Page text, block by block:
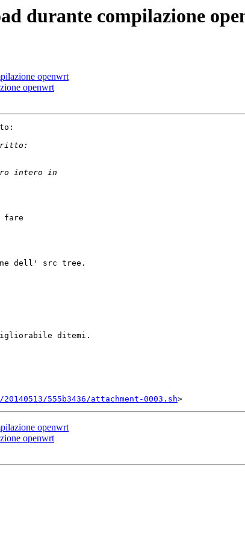
durante compilazione
openwrt
openwrt
fare
dell' src tree.
ditemi.
555b3436/attachment-0003.sh
openwrt
openwrt